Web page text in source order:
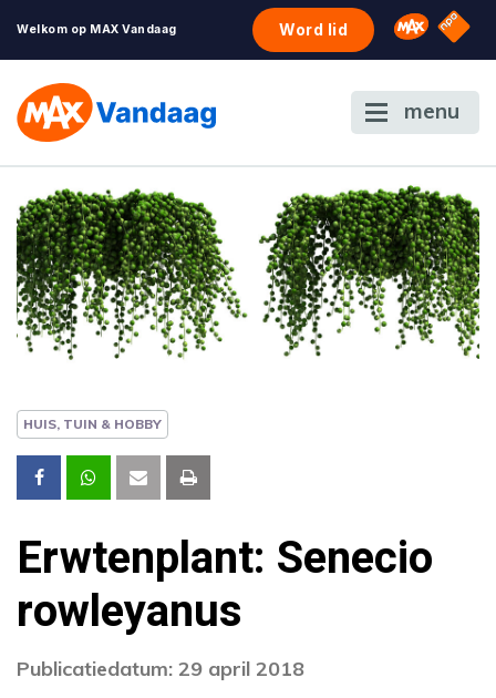
Welkom op MAX Vandaag Word lid Omroep
NPO
menu
HUIS, TUIN & HOBBY
Erwtenplant: Senecio
rowleyanus
Publicatiedatum: 29 april 2018